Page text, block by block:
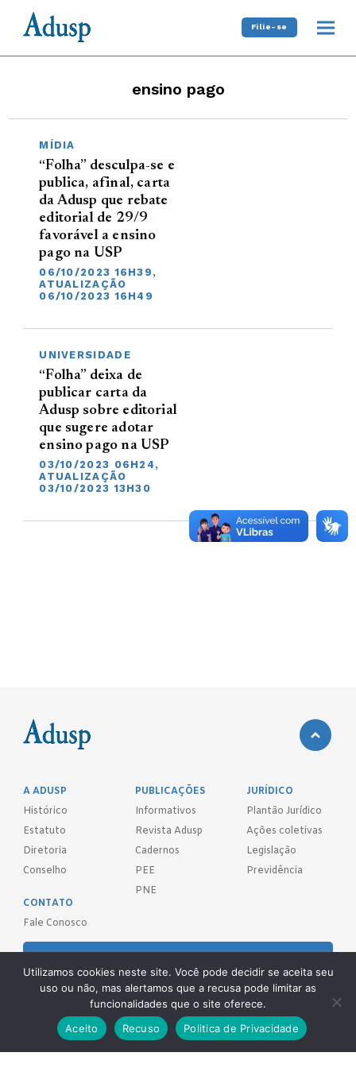
Filie-se
ensino pago
MÍDIA
“Folha” desculpa-se e
publica, afinal, carta
da Adusp que rebate
editorial de 29/9
favorável a ensino
pago na USP
06/10/2023 16H39,
ATUALIZAÇÃO
06/10/2023 16H49
UNIVERSIDADE
“Folha” deixa de
publicar carta da
Adusp sobre editorial
que sugere adotar
ensino pago na USP
03/10/2023 06H24,
ATUALIZAÇÃO
03/10/2023 13H30
A ADUSP
Histórico
Estatuto
Diretoria
Conselho
PUBLICAÇÕES
Informativos
Revista Adusp
Cadernos
PEE
PNE
JURÍDICO
Plantão Jurídico
Ações coletivas
Legislação
Previdência
CONTATO
Fale Conosco
REDES SOCIAIS
Utilizamos cookies neste site. Você pode decidir se aceita seu
uso ou não, mas alertamos que a recusa pode limitar as
funcionalidades que o site oferece.
Aceito
Recuso Politica de Privacidade